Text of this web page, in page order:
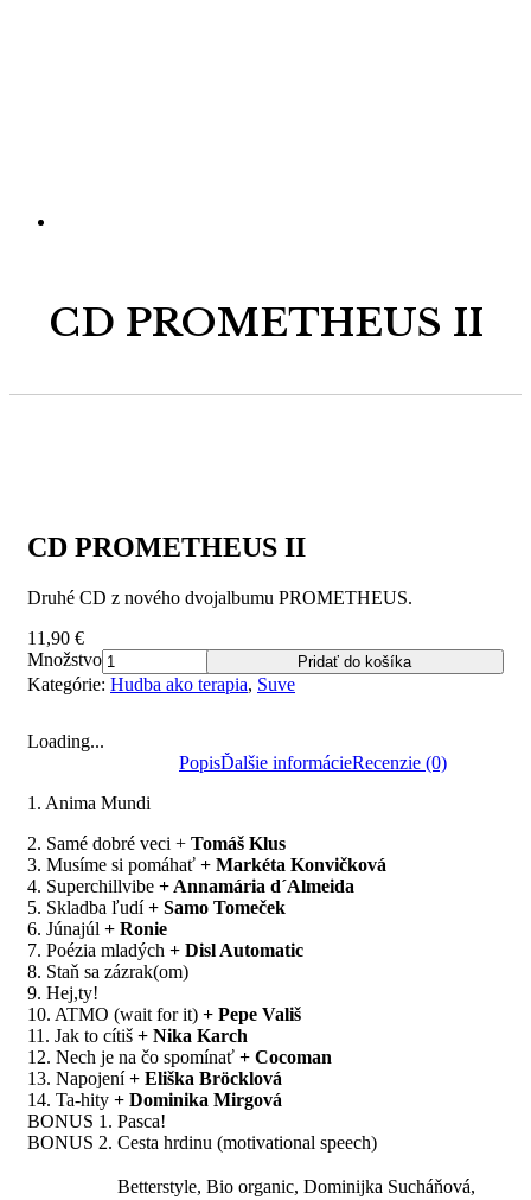
CD PROMETHEUS II
CD PROMETHEUS II
Druhé CD z nového dvojalbumu PROMETHEUS.
11,90 €
Množstvo
Pridať do košíka
Kategórie: Hudba ako terapia, Suve
Loading...
PopisĎalšie informácieRecenzie (0)
1. Anima Mundi
2. Samé dobré veci + Tomáš Klus
3. Musíme si pomáhať + Markéta Konvičková
4. Superchillvibe + Annamária d´Almeida
5. Skladba ľudí+ Samo Tomeček
6. Júnajúl + Ronie
7. Poézia mladých + Disl Automatic
8. Staň sa zázrak(om)
9. Hej,ty!
10. ATMO (wait for it) + Pepe Vališ
11. Jak to cítiš + Nika Karch
12. Nech je na čo spomínať + Cocoman
13. Napojení+ Eliška Bröcklová
14. Ta-hity + Dominika Mirgová
BONUS 1. Pasca!
BONUS 2. Cesta hrdinu (motivational speech)
Betterstyle, Bio organic, Dominijka Sucháňová,